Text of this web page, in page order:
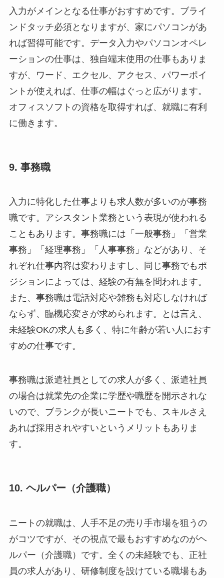
入力がメインとなる仕事がおすすめです。ブライ
ンドタッチ必須となりますが、家にパソコンがあ
れば習得可能です。データ入力やパソコンオペレ
ーションの仕事は、独自端末使用の仕事もありま
すが、ワード、エクセル、アクセス、パワーポイ
ントが使えれば、仕事の幅はぐっと広がります。
オフィスソフトの資格を取得すれば、就職に有利
に働きます。
9. 事務職
入力に特化した仕事よりも求人数が多いのが事務
職です。アシスタント業務という表現が使われる
こともあります。事務職には「一般事務」「営業
事務」「経理事務」「人事事務」などがあり、そ
れぞれ仕事内容は変わりますし、同じ事務でもポ
ジションによっては、経験の有無を問われます。
また、事務職は電話対応や雑務も対応しなければ
ならず、臨機応変さが求められます。とは言え、
未経験OKの求人も多く、特に年齢が若い人におす
すめの仕事です。
事務職は派遣社員としての求人が多く、派遣社員
の場合は就業先の企業に学歴や職歴を開示されな
いので、ブランクが長いニートでも、スキルさえ
あれば採用されやすいというメリットもありま
す。
10. ヘルパー（介護職）
ニートの就職は、人手不足の売り手市場を狙うの
がコツですが、その視点で最もおすすめなのがヘ
ルパー（介護職）です。全くの未経験でも、正社
員の求人があり、研修制度を設けている職場もあ